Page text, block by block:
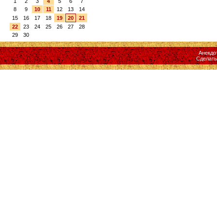
8
9 10 11 12 13
14
15
16 17 18 19 20
21
22
23 24 25 26 27
28
29
30